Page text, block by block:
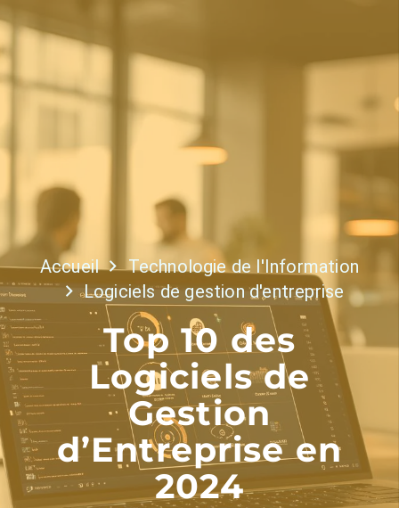
Accueil
Technologie de l'Information
Logiciels de gestion d'entreprise
Top 10 des
Logiciels de
Gestion
d’Entreprise en
2024